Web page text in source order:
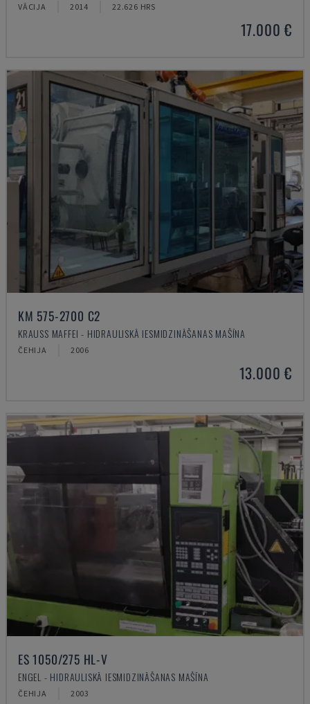
VĀCIJA 2014 22.626 HRS
17.000 €
KM 575-2700 C2
KRAUSS MAFFEI - HIDRAULISKĀ IESMIDZINĀŠANAS MAŠĪNA
ČEHIJA 2006
13.000 €
ES 1050/275 HL-V
ENGEL - HIDRAULISKĀ IESMIDZINĀŠANAS MAŠĪNA
ČEHIJA 2003